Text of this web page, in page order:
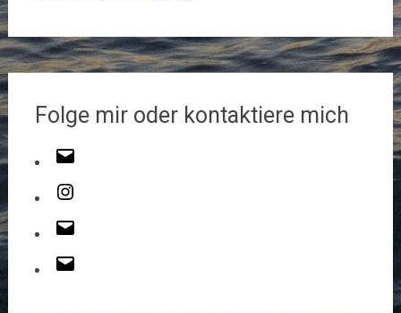
Folge mir oder kontaktiere mich